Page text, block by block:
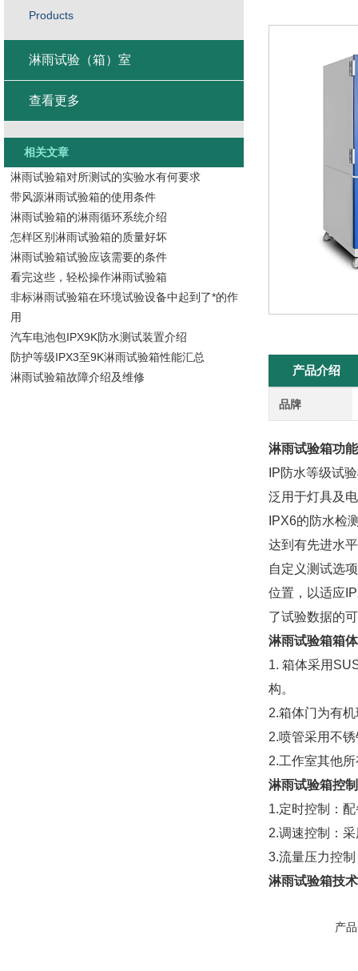
产品介绍
品牌
淋雨试验箱功
IP防水等级试
泛用于灯具及
IPX6的防水检
达到有先进水
自定义测试选
位置，以适应
了试验数据的
淋雨试验箱箱
1. 箱体采用
构。
2.箱体门为有
2.喷管采用不
2.工作室其他
淋雨试验箱控
1.定时控制：
2.调速控制：
3.流量压力控
淋雨试验箱技
产
Products
淋雨试验（箱）室
查看更多
相关文章
淋雨试验箱对所测试的实验水有何要求
带风源淋雨试验箱的使用条件
淋雨试验箱的淋雨循环系统介绍
怎样区别淋雨试验箱的质量好坏
淋雨试验箱试验应该需要的条件
看完这些，轻松操作淋雨试验箱
非标淋雨试验箱在环境试验设备中起到了*的作
用
汽车电池包IPX9K防水测试装置介绍
防护等级IPX3至9K淋雨试验箱性能汇总
淋雨试验箱故障介绍及维修